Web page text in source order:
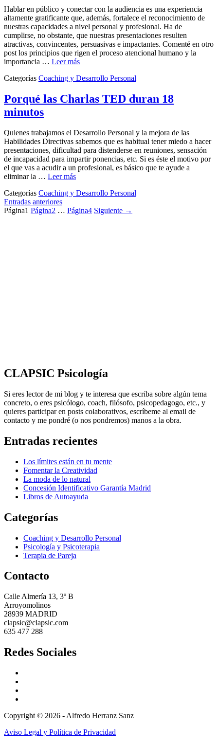
Hablar en público y conectar con la audiencia es una experiencia
altamente gratificante que, además, fortalece el reconocimiento de
nuestras capacidades a nivel personal y profesional. Ha de
cumplirse, no obstante, que nuestras presentaciones resulten
atractivas, convincentes, persuasivas e impactantes. Comenté en otro
post los principios que rigen el proceso atencional humano y la
importancia … Leer más
Categorías Coaching y Desarrollo Personal
Porqué las Charlas TED duran 18
minutos
Quienes trabajamos el Desarrollo Personal y la mejora de las
Habilidades Directivas sabemos que es habitual tener miedo a hacer
presentaciones, dificultad para distenderse en reuniones, sensación
de incapacidad para impartir ponencias, etc. Si es éste el motivo por
el que vas a acudir a un profesional, es básico que te ayude a
eliminar la … Leer más
Categorías Coaching y Desarrollo Personal
Entradas anteriores
Página1 Página2 … Página4 Siguiente →
CLAPSIC Psicología
Si eres lector de mi blog y te interesa que escriba sobre algún tema
concreto, o eres psicólogo, coach, filósofo, psicopedagogo, etc., y
quieres participar en posts colaborativos, escríbeme al email de
contacto y me pondré (o nos pondremos) manos a la obra.
Entradas recientes
Los límites están en tu mente
Fomentar la Creatividad
La moda de lo natural
Concesión Identificativo Garantía Madrid
Libros de Autoayuda
Categorías
Coaching y Desarrollo Personal
Psicología y Psicoterapia
Terapia de Pareja
Contacto
Calle Almería 13, 3º B
Arroyomolinos
28939 MADRID
clapsic@clapsic.com
635 477 288
Redes Sociales
Copyright © 2026 - Alfredo Herranz Sanz
Aviso Legal y Política de Privacidad